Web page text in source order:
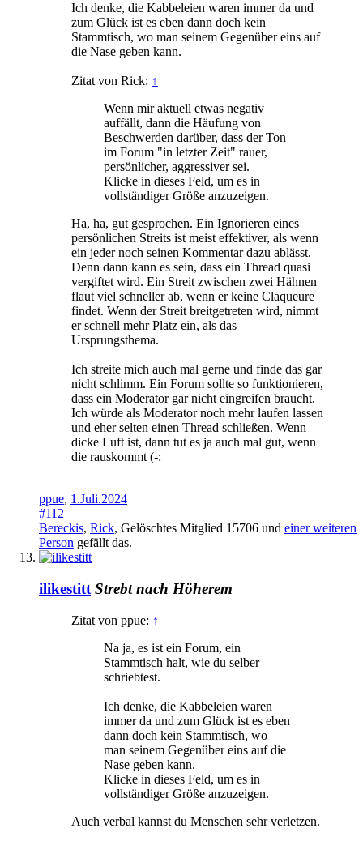
Ich denke, die Kabbeleien waren immer da und
zum Glück ist es eben dann doch kein
Stammtisch, wo man seinem Gegenüber eins auf
die Nase geben kann.
Zitat von Rick: ↑
Wenn mir aktuell etwas negativ
auffällt, dann die Häufung von
Beschwerden darüber, dass der Ton
im Forum "in letzter Zeit" rauer,
persönlicher, aggressiver sei.
Klicke in dieses Feld, um es in
vollständiger Größe anzuzeigen.
Ha, ha, gut gesprochen. Ein Ignorieren eines
persönlichen Streits ist meist effektiver, als wenn
ein jeder noch seinen Kommentar dazu ablässt.
Denn dann kann es sein, dass ein Thread quasi
vergiftet wird. Ein Streit zwischen zwei Hähnen
flaut viel schneller ab, wenn er keine Claqueure
findet. Wenn der Streit breitgetreten wird, nimmt
er schnell mehr Platz ein, als das
Ursprungsthema.
Ich streite mich auch mal gerne und finde das gar
nicht schlimm. Ein Forum sollte so funktionieren,
dass ein Moderator gar nicht eingreifen braucht.
Ich würde als Moderator noch mehr laufen lassen
und eher selten einen Thread schließen. Wenn
dicke Luft ist, dann tut es ja auch mal gut, wenn
die rauskommt (-:
ppue, 1.Juli.2024
#112
Bereckis, Rick, Gelöschtes Mitglied 15706 und einer weiteren
Person gefällt das.
ilikestitt Strebt nach Höherem
Zitat von ppue: ↑
Na ja, es ist ein Forum, ein
Stammtisch halt, wie du selber
schriebtest.
Ich denke, die Kabbeleien waren
immer da und zum Glück ist es eben
dann doch kein Stammtisch, wo
man seinem Gegenüber eins auf die
Nase geben kann.
Klicke in dieses Feld, um es in
vollständiger Größe anzuzeigen.
Auch verbal kannst du Menschen sehr verletzen.